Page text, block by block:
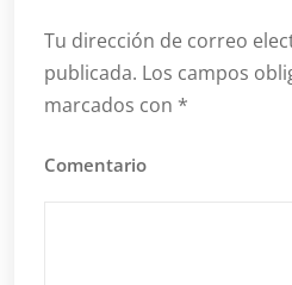
Tu dirección de correo
publicada. Los campos
marcados con *
Comentario